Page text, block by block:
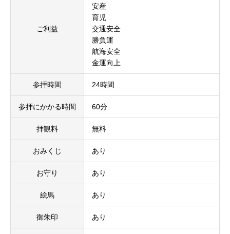
ご利益
安産
育児
交通安全
勝負運
航海安全
金運向上
参拝時間 24時間
参拝にかかる時間 60分
拝観料 無料
おみくじ あり
お守り あり
絵馬 あり
御朱印 あり